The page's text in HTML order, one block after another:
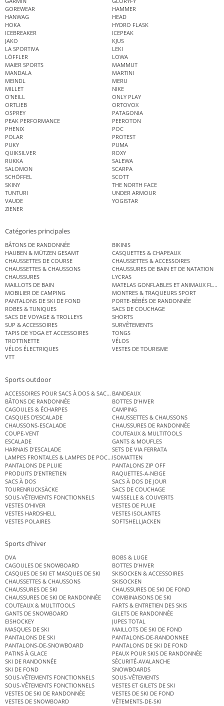
GOREWEAR
HAMMER
HANWAG
HEAD
HOKA
HYDRO FLASK
ICEBREAKER
ICEPEAK
JAKO
KJUS
LA SPORTIVA
LEKI
LÖFFLER
LOWA
MAIER SPORTS
MAMMUT
MANDALA
MARTINI
MEINDL
MERU
MILLET
NIKE
O'NEILL
ONLY PLAY
ORTLIEB
ORTOVOX
OSPREY
PATAGONIA
PEAK PERFORMANCE
PEEROTON
PHENIX
POC
POLAR
PROTEST
PUKY
PUMA
QUIKSILVER
ROXY
RUKKA
SALEWA
SALOMON
SCARPA
SCHÖFFEL
SCOTT
SKINY
THE NORTH FACE
TUNTURI
UNDER ARMOUR
VAUDE
YOGISTAR
ZIENER
Catégories principales
BÂTONS DE RANDONNÉE
BIKINIS
HAUBEN & MÜTZEN GESAMT
CASQUETTES & CHAPEAUX
CHAUSSETTES DE COURSE
CHAUSSETTES & ACCESSOIRES
CHAUSSETTES & CHAUSSONS
CHAUSSURES DE BAIN ET DE NATATION
CHAUSSURES
LYCRAS
MAILLOTS DE BAIN
MATELAS GONFLABLES ET ANIMAUX
MOBILIER DE CAMPING
MONTRES & TRAQUEURS SPORT
PANTALONS DE SKI DE FOND
PORTE-BÉBÉS DE RANDONNÉE
ROBES & TUNIQUES
SACS DE COUCHAGE
SACS DE VOYAGE & TROLLEYS
SHORTS
SUP & ACCESSOIRES
SURVÊTEMENTS
TAPIS DE YOGA ET ACCESSOIRES
TONGS
TROTTINETTE
VÉLOS
VÉLOS ÉLECTRIQUES
VESTES DE TOURISME
VTT
Sports outdoor
ACCESSOIRES POUR SACS À DOS & SACS ÉTANCHES
BANDEAUX
BÂTONS DE RANDONNÉE
BOTTES D’HIVER
CAGOULES & ÉCHARPES
CAMPING
CASQUES D’ESCALADE
CHAUSSETTES & CHAUSSONS
CHAUSSONS-ESCALADE
CHAUSSURES DE RANDONNÉE
COUPE-VENT
COUTEAUX & MULTITOOLS
ESCALADE
GANTS & MOUFLES
HARNAIS D’ESCALADE
SETS DE VIA FERRATA
LAMPES FRONTALES & LAMPES DE POCHEISOMATTEN
PANTALONS DE PLUIE
PANTALONS ZIP OFF
PRODUITS D’ENTRETIEN
RAQUETTES-A-NEIGE
SACS À DOS
SACS À DOS DE JOUR
TOURENRUCKSÄCKE
SACS DE COUCHAGE
SOUS-VÊTEMENTS FONCTIONNELS
VAISSELLE & COUVERTS
VESTES D’HIVER
VESTES DE PLUIE
VESTES HARDSHELL
VESTES ISOLANTES
VESTES POLAIRES
SOFTSHELLJACKEN
Sports d’hiver
DVA
BOBS & LUGE
CAGOULES DE SNOWBOARD
BOTTES D’HIVER
CASQUES DE SKI ET MASQUES DE SKI
SKISOCKEN & ACCESSOIRES
CHAUSSETTES & CHAUSSONS
SKISOCKEN
CHAUSSURES DE SKI
CHAUSSURES DE SKI DE FOND
CHAUSSURES DE SKI DE RANDONNÉE
COMBINAISONS DE SKI
COUTEAUX & MULTITOOLS
FARTS & ENTRETIEN DES SKIS
GANTS DE SNOWBOARD
GILETS DE RANDONNÉE
EISHOCKEY
JUPES TOTAL
MASQUES DE SKI
MAILLOTS DE SKI DE FOND
PANTALONS DE SKI
PANTALONS-DE-RANDONNEE
PANTALONS-DE-SNOWBOARD
PANTALONS DE SKI DE FOND
PATINS À GLACE
PEAUX POUR SKIS DE RANDONNÉE
SKI DE RANDONNÉE
SÉCURITÉ-AVALANCHE
SKI DE FOND
SNOWBOARDS
SOUS-VÊTEMENTS FONCTIONNELS
SOUS-VÊTEMENTS
SOUS-VÊTEMENTS FONCTIONNELS
VESTES ET GILETS DE SKI
VESTES DE SKI DE RANDONNÉE
VESTES DE SKI DE FOND
VESTES DE SNOWBOARD
VÊTEMENTS-DE-SKI